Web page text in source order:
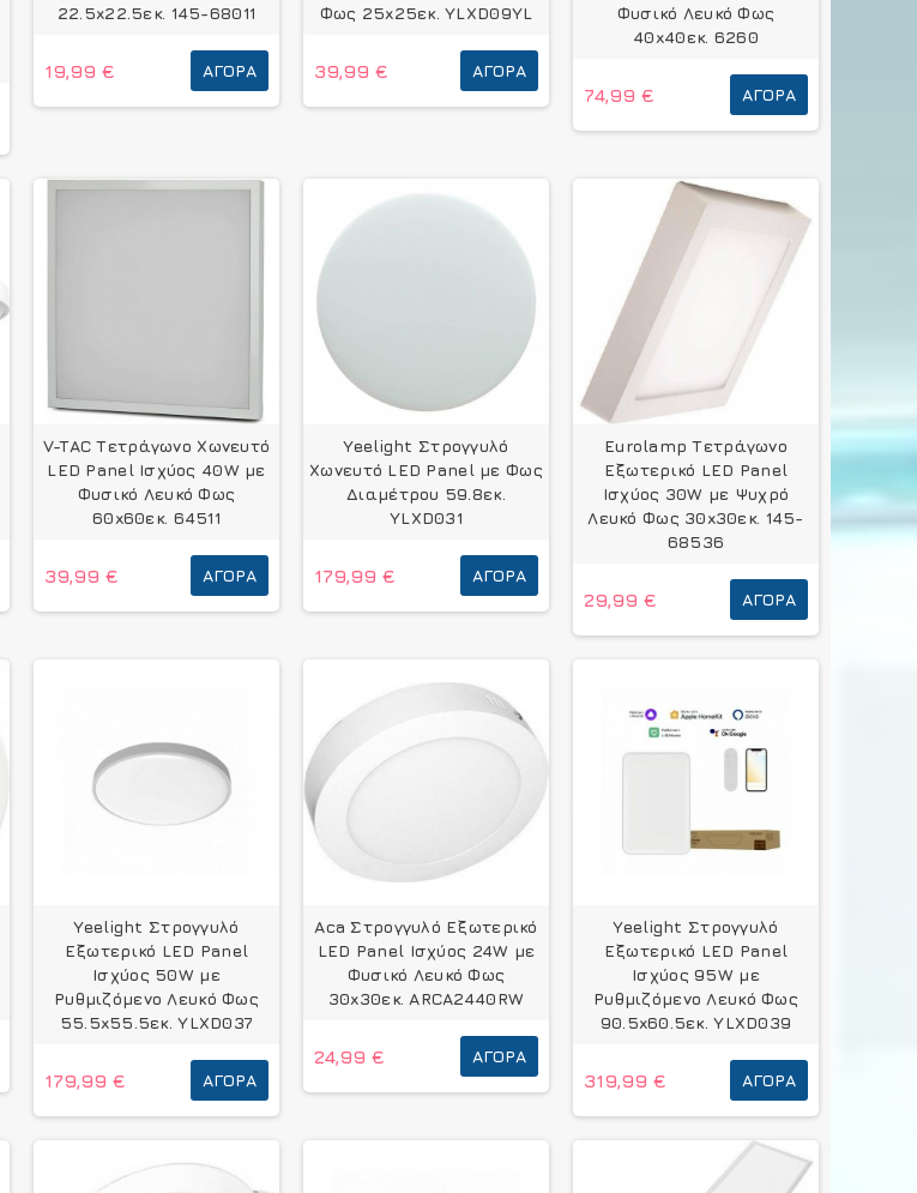
22.5x22.5εκ. 145-68011
19,99 € ΑΓΟΡΆ
Φως 25x25εκ. YLXD09YL
39,99 € ΑΓΟΡΆ
Φυσικό Λευκό Φως
40x40εκ. 6260
74,99 € ΑΓΟΡΆ
V-TAC Τετράγωνο Χωνευτό
LED Panel Ισχύος 40W με
Φυσικό Λευκό Φως
60x60εκ. 64511
39,99 € ΑΓΟΡΆ
Yeelight Στρογγυλό
Χωνευτό LED Panel με Φως
Διαμέτρου 59.8εκ.
YLXD031
179,99 € ΑΓΟΡΆ
Eurolamp Τετράγωνο
Εξωτερικό LED Panel
Ισχύος 30W με Ψυχρό
Λευκό Φως 30x30εκ. 145-
68536
29,99 € ΑΓΟΡΆ
Yeelight Στρογγυλό
Εξωτερικό LED Panel
Ισχύος 50W με
Ρυθμιζόμενο Λευκό Φως
55.5x55.5εκ. YLXD037
179,99 € ΑΓΟΡΆ
Aca Στρογγυλό Εξωτερικό
LED Panel Ισχύος 24W με
Φυσικό Λευκό Φως
30x30εκ. ARCA2440RW
24,99 € ΑΓΟΡΆ
Yeelight Στρογγυλό
Εξωτερικό LED Panel
Ισχύος 95W με
Ρυθμιζόμενο Λευκό Φως
90.5x60.5εκ. YLXD039
319,99 € ΑΓΟΡΆ